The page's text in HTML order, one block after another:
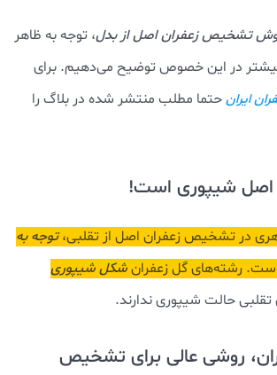
تشخیص زعفران اصل از بدل، توجه به ظاهر
در این خصوص توضیح می‌دهیم. برای
ایرانحتما مطلب منتشر شده در بلاگ را
در تشخیص زعفران اصل از تقلبی،توجه به
رشته‌های گل زعفرانشکل شیپوری
تقلبی حالت شیپوری ندارند.
روشی عالی برای تشخیص